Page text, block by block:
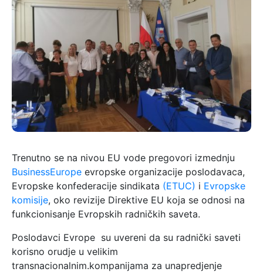
Trenutno se na nivou EU vode pregovori izmednju
BusinessEurope evropske organizacije poslodavaca,
Evropske konfederacije sindikata (ETUC) i Evropske
komisije, oko revizije Direktive EU koja se odnosi na
funkcionisanje Evropskih radničkih saveta.
Poslodavci Evrope su uvereni da su radnički saveti
korisno orudje u velikim
transnacionalnim.kompanijama za unapredjenje